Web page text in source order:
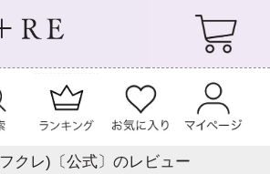
クレ)〔公式〕のレビュー